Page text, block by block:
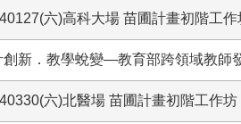
六)高科大場 苗圃計畫初階工作
創新．教學蛻變—教育部跨領域教師
六)北醫場 苗圃計畫初階工作坊